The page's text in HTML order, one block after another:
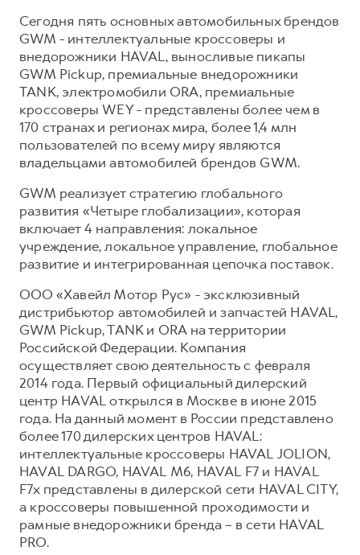
Сегодня пять основных автомобильных брендов
GWM - интеллектуальные кроссоверы и
внедорожники HAVAL, выносливые пикапы
GWM Pickup, премиальные внедорожники
TANK, электромобили ORA, премиальные
кроссоверы WEY - представлены более чем в
170 странах и регионах мира, более 1,4 млн
пользователей по всему миру являются
владельцами автомобилей брендов GWM.
GWM реализует стратегию глобального
развития «Четыре глобализации», которая
включает 4 направления: локальное
учреждение, локальное управление, глобальное
развитие и интегрированная цепочка поставок.
ООО «Хавейл Мотор Рус» - эксклюзивный
дистрибьютор автомобилей и запчастей HAVAL,
GWM Pickup, TANK и ORA на территории
Российской Федерации. Компания
осуществляет свою деятельность с февраля
2014 года. Первый официальный дилерский
центр HAVAL открылся в Москве в июне 2015
года. На данный момент в России представлено
более 170 дилерских центров HAVAL:
интеллектуальные кроссоверы HAVAL JOLION,
HAVAL DARGO, HAVAL М6, HAVAL F7 и HAVAL
F7x представлены в дилерской сети HAVAL CITY,
а кроссоверы повышенной проходимости и
рамные внедорожники бренда – в сети HAVAL
PRO.